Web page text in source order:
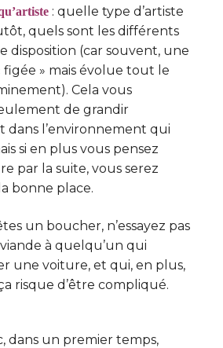
: quelle type d’artiste
quels sont les différents
disposition (car souvent, une
figée » mais évolue tout le
Cela vous
de grandir
dans l’environnement qui
si en plus vous pensez
par la suite, vous serez
bonne place.
un boucher, n’essayez pas
à quelqu’un qui
une voiture, et qui, en plus,
risque d’être compliqué.
dans un premier temps,